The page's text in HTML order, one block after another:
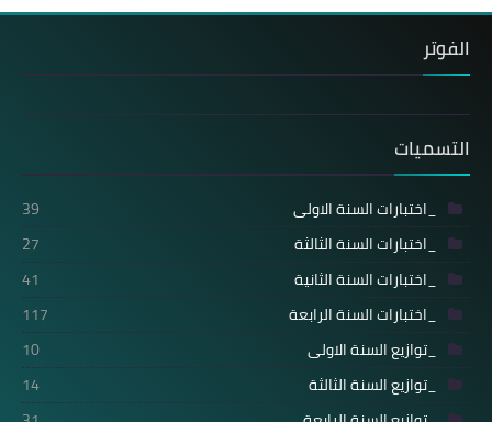
الفوتر
التسميات
_اختبارات السنة الاولى
39
_اختبارات السنة الثالثة
27
_اختبارات السنة الثانية
41
_اختبارات السنة الرابعة
117
_توازيع السنة الاولى
10
_توازيع السنة الثالثة
14